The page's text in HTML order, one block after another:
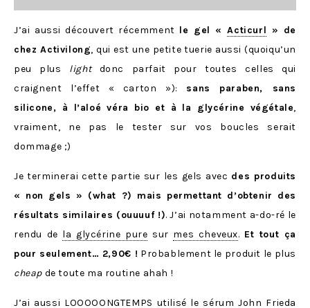
J’ai aussi découvert récemment le gel «Acticurl » de
chez Activilong, qui est une petite tuerie aussi (quoiqu’un
peu plus lightdonc parfait pour toutes celles qui
craignent l’effet « carton »): sans paraben, sans
silicone, à l’aloé véra bio et à la glycérine végétale,
vraiment, ne pas le tester sur vos boucles serait
dommage ;)
Je terminerai cette partie sur les gels avec des produits
« non gels » (what ?) mais permettant d’obtenir des
résultats similaires (ouuuuf !). J’ai notamment a-do-ré le
rendu de la glycérine pure sur mes cheveux. Et tout ça
pour seulement… 2,90€ ! Probablement le produit le plus
cheap de toute ma routine ahah !
J’ai aussi LOOOOONGTEMPS utilisé le sérum John Frieda